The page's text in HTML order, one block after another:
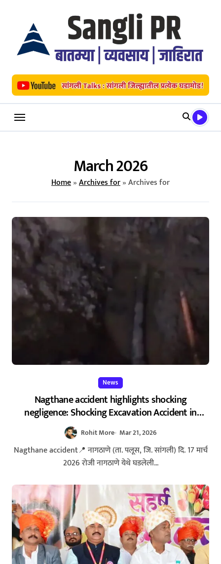
March 2026
Home»Archives for»Archives for
News
Nagthane accident highlights shocking
negligence: Shocking Excavation Accident in
Nagthane – निष्काळजी खोदकामाचा बळी! नागठाणे येथे
धक्कादायक अपघात
Rohit More Mar 21, 2026
Nagthane accident📍 नागठाणे (ता. पलूस, जि. सांगली) दि. 17 मार्च
2026 रोजी नागठाणे येथे घडलेली...